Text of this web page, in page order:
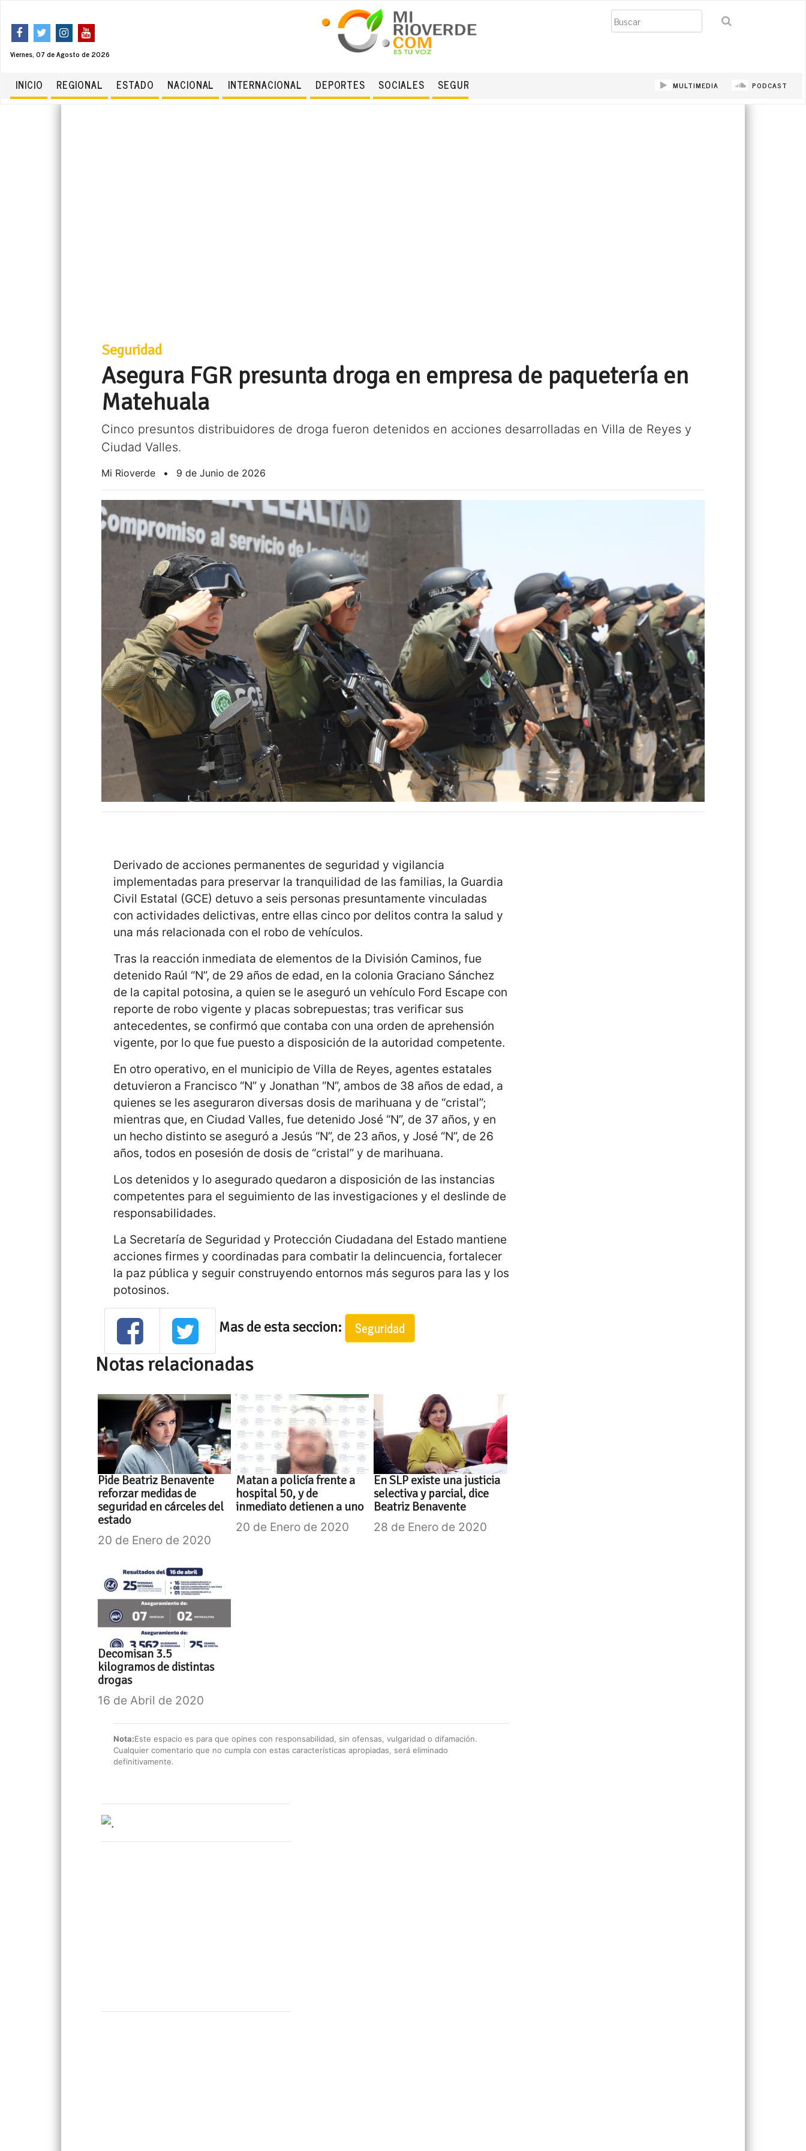
Viernes, 07 de Agosto de 2026
Buscar
INICIO REGIONAL ESTADO NACIONAL INTERNACIONAL DEPORTES SOCIALES SEGURIDAD MULTIMEDIA PODCAST
Seguridad
Asegura FGR presunta droga en empresa de paquetería en
Matehuala
Cinco presuntos distribuidores de droga fueron detenidos en acciones desarrolladas en Villa de Reyes y
Ciudad Valles.
Mi Rioverde • 9 de Junio de 2026
Derivado de acciones permanentes de seguridad y vigilancia
implementadas para preservar la tranquilidad de las familias, la Guardia
Civil Estatal (GCE) detuvo a seis personas presuntamente vinculadas
con actividades delictivas, entre ellas cinco por delitos contra la salud y
una más relacionada con el robo de vehículos.
Tras la reacción inmediata de elementos de la División Caminos, fue
detenido Raúl “N”, de 29 años de edad, en la colonia Graciano Sánchez
de la capital potosina, a quien se le aseguró un vehículo Ford Escape con
reporte de robo vigente y placas sobrepuestas; tras verificar sus
antecedentes, se confirmó que contaba con una orden de aprehensión
vigente, por lo que fue puesto a disposición de la autoridad competente.
En otro operativo, en el municipio de Villa de Reyes, agentes estatales
detuvieron a Francisco “N” y Jonathan “N”, ambos de 38 años de edad, a
quienes se les aseguraron diversas dosis de marihuana y de “cristal”;
mientras que, en Ciudad Valles, fue detenido José “N”, de 37 años, y en
un hecho distinto se aseguró a Jesús “N”, de 23 años, y José “N”, de 26
años, todos en posesión de dosis de “cristal” y de marihuana.
Los detenidos y lo asegurado quedaron a disposición de las instancias
competentes para el seguimiento de las investigaciones y el deslinde de
responsabilidades.
La Secretaría de Seguridad y Protección Ciudadana del Estado mantiene
acciones firmes y coordinadas para combatir la delincuencia, fortalecer
la paz pública y seguir construyendo entornos más seguros para las y los
potosinos.
Mas de esta seccion: Seguridad
Notas relacionadas
Pide Beatriz Benavente
reforzar medidas de
seguridad en cárceles del
estado
20 de Enero de 2020
Matan a policía frente a
hospital 50, y de
inmediato detienen a uno
20 de Enero de 2020
En SLP existe una justicia
selectiva y parcial, dice
Beatriz Benavente
28 de Enero de 2020
Decomisan 3.5
kilogramos de distintas
drogas
16 de Abril de 2020
Nota:Este espacio es para que opines con responsabilidad, sin ofensas, vulgaridad o difamación.
Cualquier comentario que no cumpla con estas características apropiadas, será eliminado
definitivamente.